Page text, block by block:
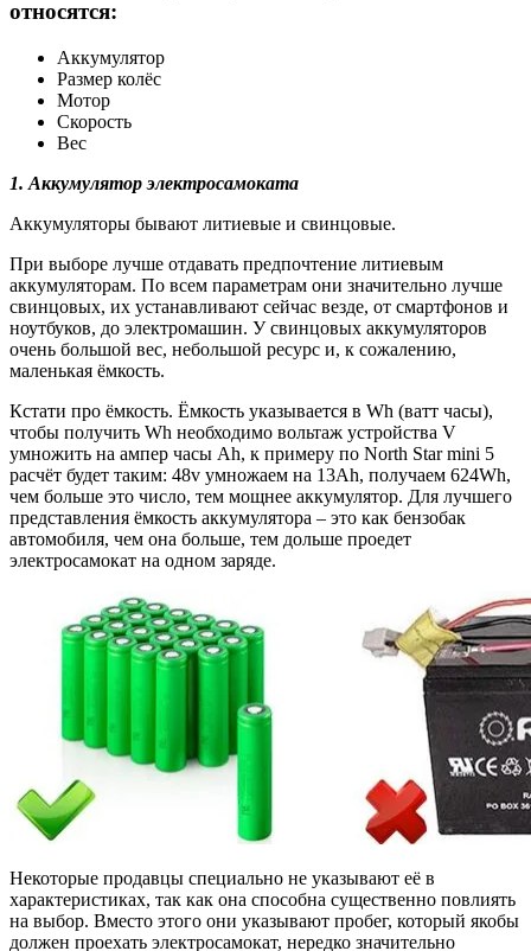
относятся:
Аккумулятор
Размер колёс
Мотор
Скорость
Вес
1. Аккумулятор электросамоката
Аккумуляторы бывают литиевые и свинцовые.
При выборе лучше отдавать предпочтение литиевым
аккумуляторам. По всем параметрам они значительно лучше
свинцовых, их устанавливают сейчас везде, от смартфонов и
ноутбуков, до электромашин. У свинцовых аккумуляторов
очень большой вес, небольшой ресурс и, к сожалению,
маленькая ёмкость.
Кстати про ёмкость. Ёмкость указывается в Wh (ватт часы),
чтобы получить Wh необходимо вольтаж устройства V
умножить на ампер часы Ah, к примеру по North Star mini 5
расчёт будет таким: 48v умножаем на 13Ah, получаем 624Wh,
чем больше это число, тем мощнее аккумулятор. Для лучшего
представления ёмкость аккумулятора – это как бензобак
автомобиля, чем она больше, тем дольше проедет
электросамокат на одном заряде.
Некоторые продавцы специально не указывают её в
характеристиках, так как она способна существенно повлиять
на выбор. Вместо этого они указывают пробег, который якобы
должен проехать электросамокат, нередко значительно